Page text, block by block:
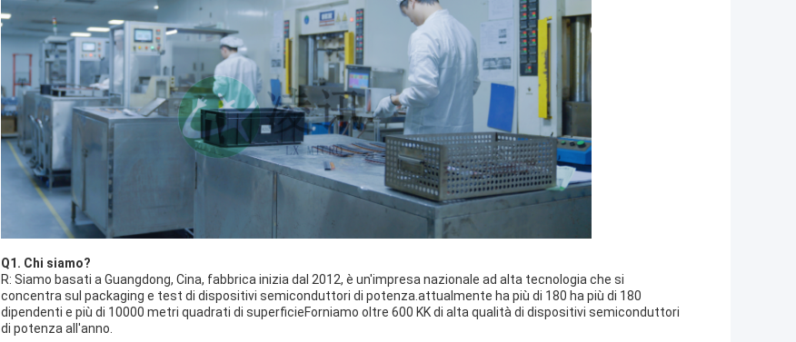
Q1. Chi siamo?
R: Siamo basati a Guangdong, Cina, fabbrica inizia dal 2012, è un'impresa nazionale ad alta tecnologia che si
concentra sul packaging e test di dispositivi semiconduttori di potenza.attualmente ha più di 180 ha più di 180
dipendenti e più di 10000 metri quadrati di superficieForniamo oltre 600 KK di alta qualità di dispositivi semiconduttori
di potenza all'anno.